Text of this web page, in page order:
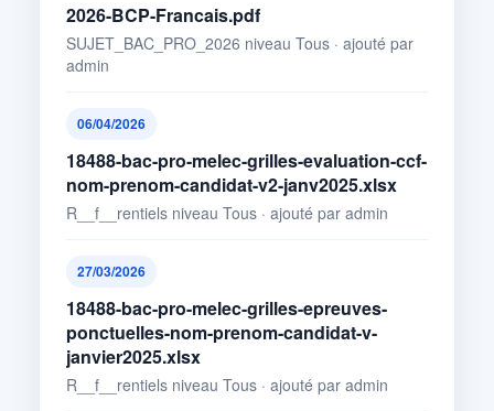
2026-BCP-Francais.pdf
SUJET_BAC_PRO_2026 niveau Tous · ajouté par
admin
06/04/2026
18488-bac-pro-melec-grilles-evaluation-ccf-
nom-prenom-candidat-v2-janv2025.xlsx
R__f__rentiels niveau Tous · ajouté par admin
27/03/2026
18488-bac-pro-melec-grilles-epreuves-
ponctuelles-nom-prenom-candidat-v-
janvier2025.xlsx
R__f__rentiels niveau Tous · ajouté par admin